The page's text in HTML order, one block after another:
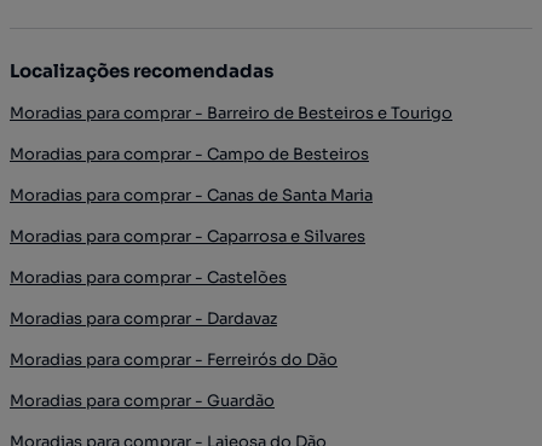
Localizações recomendadas
Moradias para comprar - Barreiro de Besteiros e Tourigo
Moradias para comprar - Campo de Besteiros
Moradias para comprar - Canas de Santa Maria
Moradias para comprar - Caparrosa e Silvares
Moradias para comprar - Castelões
Moradias para comprar - Dardavaz
Moradias para comprar - Ferreirós do Dão
Moradias para comprar - Guardão
Moradias para comprar - Lajeosa do Dão